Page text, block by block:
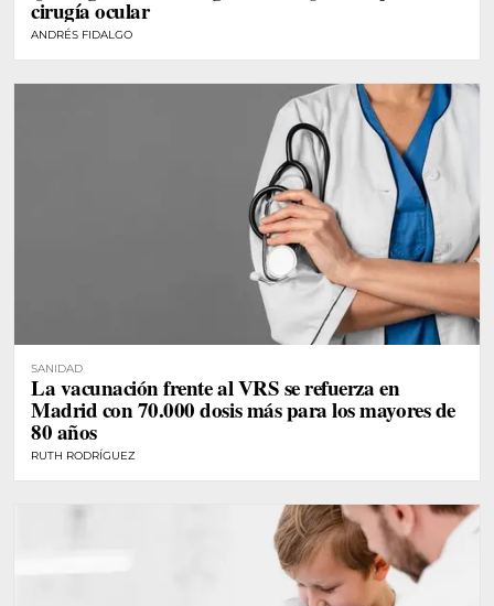
cirugía ocular
ANDRÉS FIDALGO
SANIDAD
La vacunación frente al VRS se refuerza en
Madrid con 70.000 dosis más para los mayores de
80 años
RUTH RODRÍGUEZ